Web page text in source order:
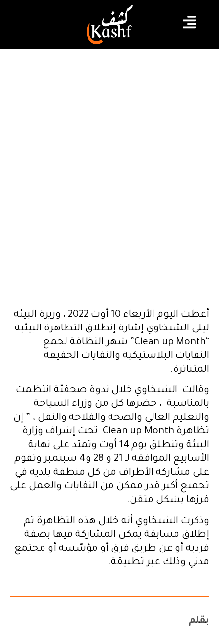
أعطت اليوم الأربعاء 10 أوت 2022 ، وزيرة البيئة
ليلى الشيخاوي إشارة إنطلاق التظاهرة البيئية
“Clean up Month” شهر النظافة لجمع
النفايات البلاستيكية والنفايات الخفيفة
المتناثرة.
وقالت الشيخاوي خلال ندوة صحفيّة انتظمت
بالمناسبة ، حضرها كل من وزراء السياحة
والتعليم العالي والصحة والفلاحة والنقل ، ” إن
تظاهرة Clean up Month تحت إشراف وزارة
البيئة وتنطلق يوم 14 أوت وتمتد على نهاية
الأسابيع الموافقة لـ 21 و 28 و4 سبتمبر وتقوم
على مشاركة الأطراف من كل منطقة بلدية في
تجميع أكبر قدر ممكن من النفايات والعمل على
فرزها بشكل متقن.
وذكرت الشيخاوي أنه خلال هذه التظاهرة تم
إطلاق مسابقة يمكن المشاركة فيها بصفة
فردية أو عن طريق فرق أو مؤسّسة أو مجتمع
مدني وذلك عبر تطبيقة.
بقلم